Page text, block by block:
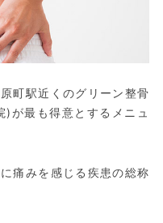
町駅近くのグリーン整骨
が最も得意とするメニュ
痛みを感じる疾患の総称